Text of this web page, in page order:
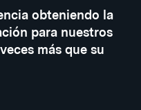
obteniendo la
para nuestros
más que su